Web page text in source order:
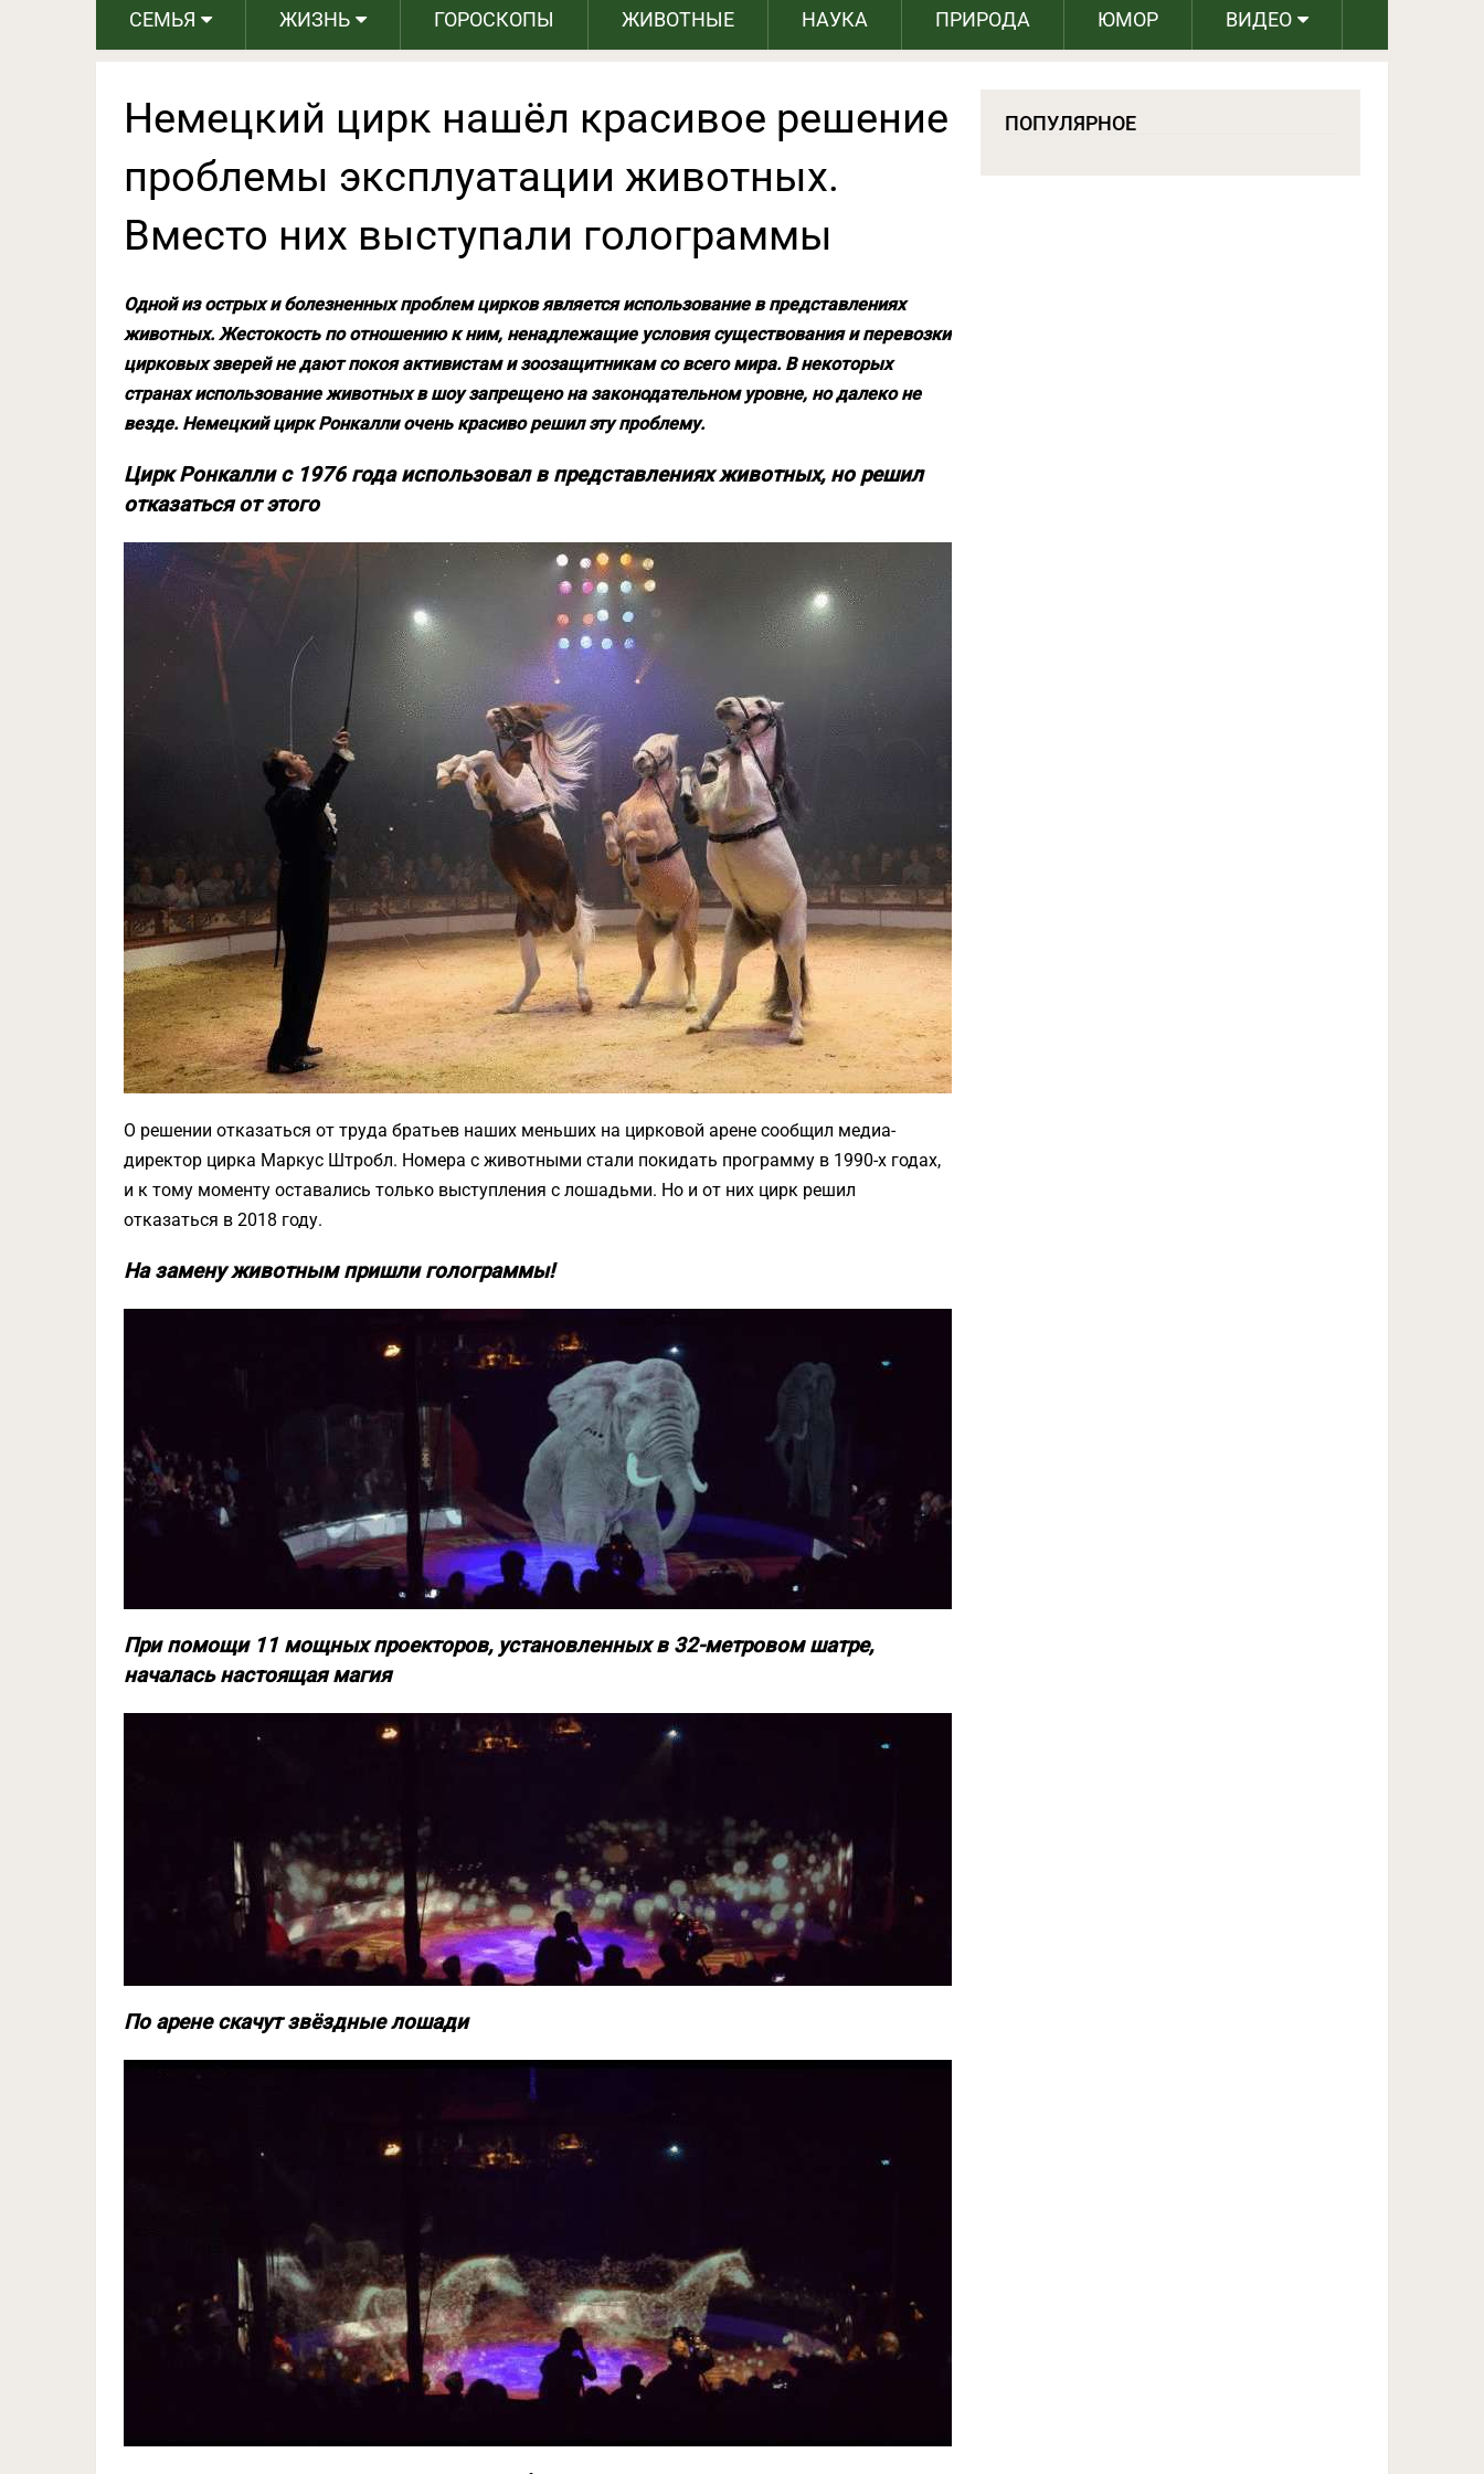
СЕМЬЯ ЖИЗНЬ ГОРОСКОПЫ ЖИВОТНЫЕ НАУКА ПРИРОДА ЮМОР ВИДЕО
Немецкий цирк нашёл красивое решение
проблемы эксплуатации животных.
Вместо них выступали голограммы
Одной из острых и болезненных проблем цирков является использование в представлениях
животных. Жестокость по отношению к ним, ненадлежащие условия существования и перевозки
цирковых зверей не дают покоя активистам и зоозащитникам со всего мира. В некоторых
странах использование животных в шоу запрещено на законодательном уровне, но далеко не
везде. Немецкий цирк Ронкалли очень красиво решил эту проблему.
Цирк Ронкалли с 1976 года использовал в представлениях животных, но решил
отказаться от этого
О решении отказаться от труда братьев наших меньших на цирковой арене сообщил медиа-
директор цирка Маркус Штробл. Номера с животными стали покидать программу в 1990-х годах,
и к тому моменту оставались только выступления с лошадьми. Но и от них цирк решил
отказаться в 2018 году.
На замену животным пришли голограммы!
При помощи 11 мощных проекторов, установленных в 32-метровом шатре,
началась настоящая магия
По арене скачут звёздные лошади
ПОПУЛЯРНОЕ